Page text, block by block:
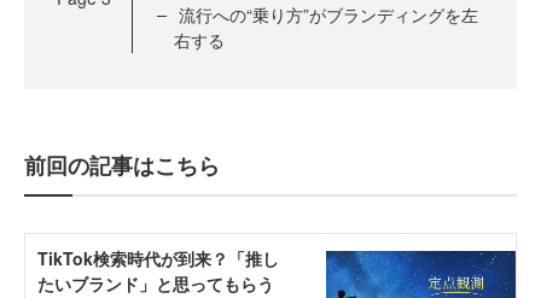
流行への“乗り方”がブランディングを左
右する
前回の記事はこちら